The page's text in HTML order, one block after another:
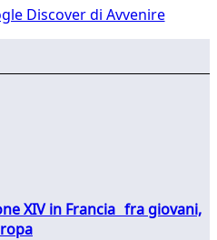
Discover di Avvenire
XIV in Francia fra giovani,